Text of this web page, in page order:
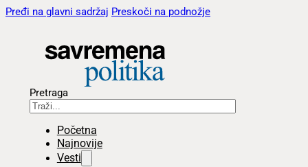
Pređi na glavni sadržaj Preskoči na podnožje
Pretraga
Početna
Najnovije
Vesti